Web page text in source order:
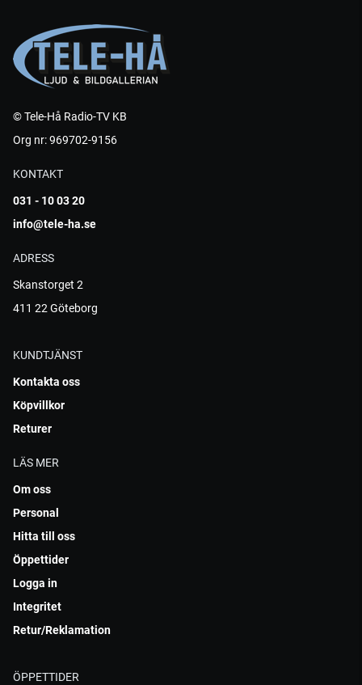
© Tele-Hå Radio-TV KB
Org nr: 969702-9156
KONTAKT
031 - 10 03 20
info@tele-ha.se
ADRESS
Skanstorget 2
411 22 Göteborg
KUNDTJÄNST
Kontakta oss
Köpvillkor
Returer
LÄS MER
Om oss
Personal
Hitta till oss
Öppettider
Logga in
Integritet
Retur/Reklamation
ÖPPETTIDER